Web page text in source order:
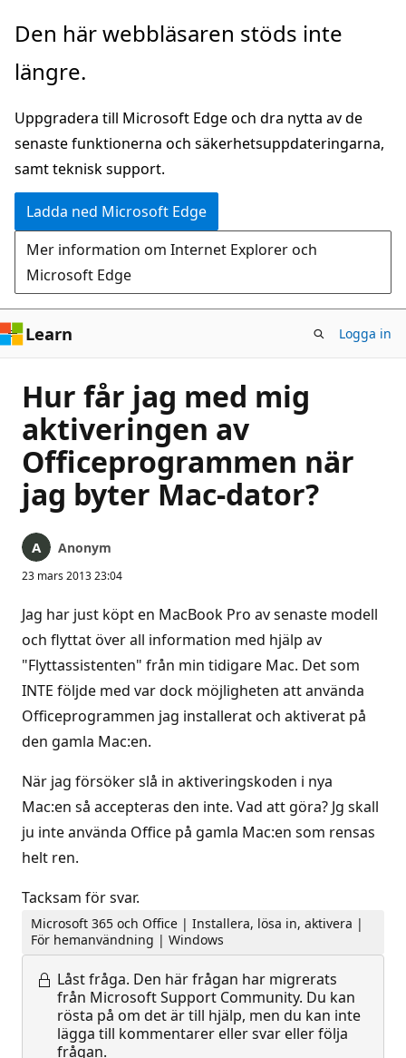
Hoppa
huvudinnehåll
Den här webbläsaren stöds inte
längre.
Uppgradera till Microsoft Edge och dra nytta av de
senaste funktionerna och säkerhetsuppdateringarna,
samt teknisk support.
Ladda ned Microsoft Edge
Mer information om Internet Explorer och
Microsoft Edge
Learn Logga in
Hur får jag med mig
aktiveringen av
Officeprogrammen när
jag byter Mac-dator?
Anonym
23 mars 2013 23:04
Jag har just köpt en MacBook Pro av senaste modell
och flyttat över all information med hjälp av
"Flyttassistenten" från min tidigare Mac. Det som
INTE följde med var dock möjligheten att använda
Officeprogrammen jag installerat och aktiverat på
den gamla Mac:en.
När jag försöker slå in aktiveringskoden i nya
Mac:en så accepteras den inte. Vad att göra? Jg skall
ju inte använda Office på gamla Mac:en som rensas
helt ren.
Tacksam för svar.
Microsoft 365 och Office | Installera, lösa in, aktivera |
För hemanvändning | Windows
Låst fråga. Den här frågan har migrerats
från Microsoft Support Community. Du kan
rösta på om det är till hjälp, men du kan inte
lägga till kommentarer eller svar eller följa
frågan.